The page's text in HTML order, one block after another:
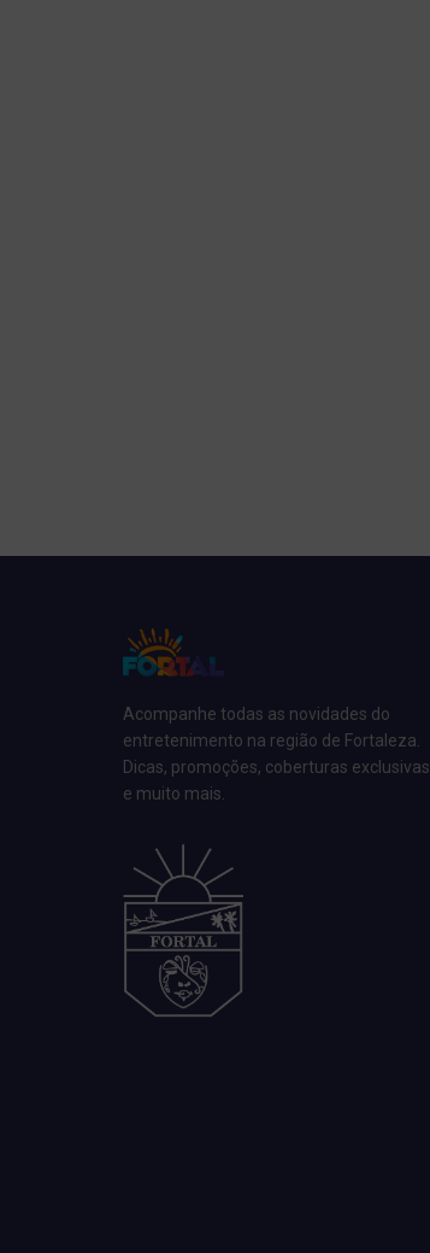
Acompanhe todas as novidades do
entretenimento na região de Fortaleza.
Dicas, promoções, coberturas exclusivas
e muito mais.